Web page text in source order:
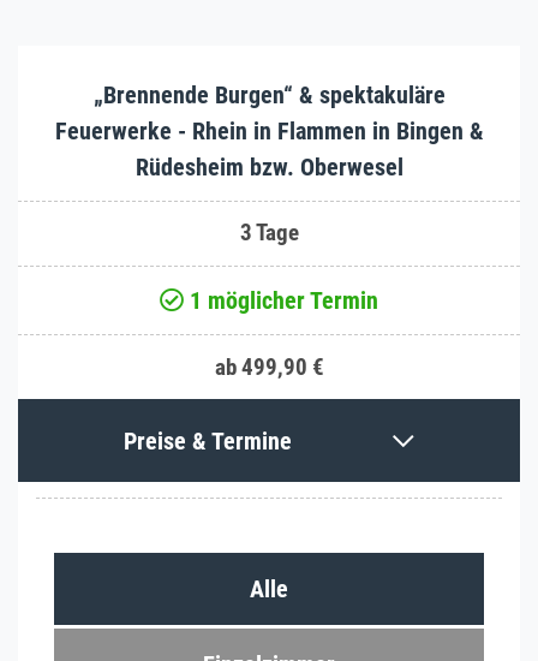
„Brennende Burgen“ & spektakuläre
Feuerwerke - Rhein in Flammen in Bingen &
Rüdesheim bzw. Oberwesel
3 Tage
1 möglicher Termin
ab 499,90 €
Preise & Termine
Alle